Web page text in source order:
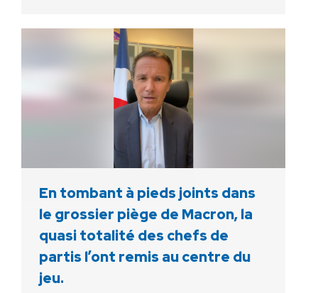
En tombant à pieds joints dans
le grossier piège de Macron, la
quasi totalité des chefs de
partis l’ont remis au centre du
jeu.